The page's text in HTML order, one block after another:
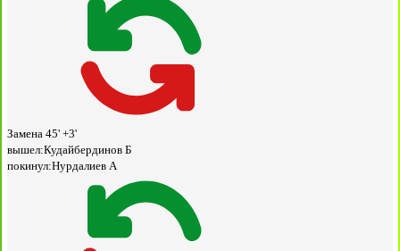
Замена 45' +3'
вышел:Кудайбердинов Б
покинул:Нурдалиев А